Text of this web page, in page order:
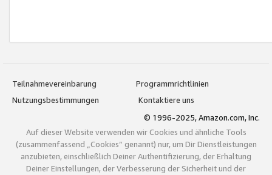
Teilnahmevereinbarung
Programmrichtlinien
Nutzungsbestimmungen
Kontaktiere uns
© 1996-2025, Amazon.com, Inc.
Auf dieser Website verwenden wir Cookies und ähnliche Tools
(zusammenfassend „Cookies“ genannt) nur, um Dir Dienstleistungen
anzubieten, einschließlich Deiner Authentifizierung, der Erhaltung
Deiner Einstellungen, der Verbesserung der Sicherheit und der